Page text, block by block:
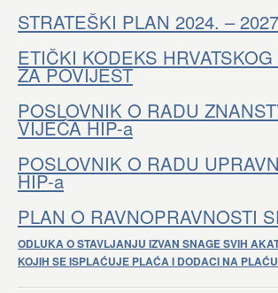
STRATEŠKI PLAN 2024. –
ETIČKI KODEKS
ZA POVIJEST
POSLOVNIK O RADU
VIJEĆA HIP-a
POSLOVNIK O RADU
HIP-a
PLAN O RAVNOPRAVNOSTI
ODLUKA O STAVLJANJU IZVAN SNAGE SVIH
KOJIH SE ISPLAĆUJE PLAĆA I DODACI NA PLAĆU